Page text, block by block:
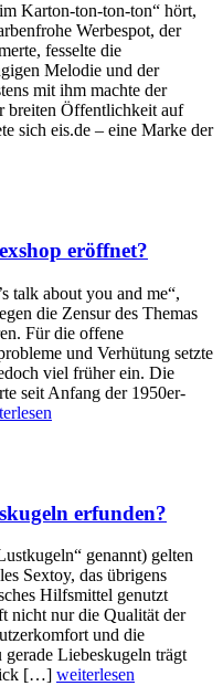
Karton-ton-ton-ton“ hört,
Werbespot, der
fesselte die
Melodie und der
mit ihm machte der
breiten Öffentlichkeit auf
sich eis.de – eine Marke der
eröffnet?
talk about you and me“,
die Zensur des Themas
Für die offene
und Verhütung setzte
viel früher ein. Die
seit Anfang der 1950er-
erfunden?
genannt) gelten
Sextoy, das übrigens
Hilfsmittel genutzt
nicht nur die Qualität der
und die
Liebeskugeln trägt
[…] weiterlesen